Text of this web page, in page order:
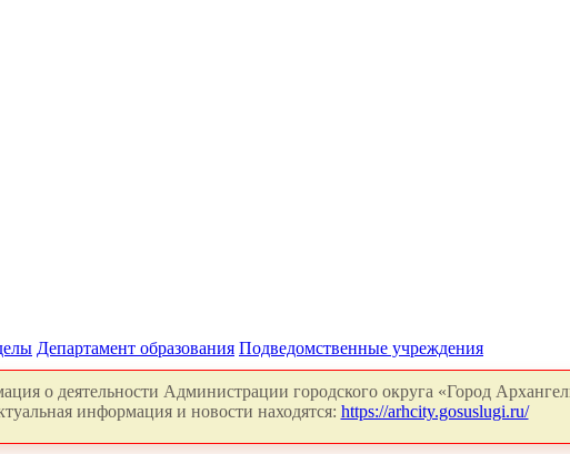
Департамент образования Подведомственные учреждения
о деятельности Администрации городского округа «Город
информация и новости находятся: https://arhcity.gosuslugi.ru/